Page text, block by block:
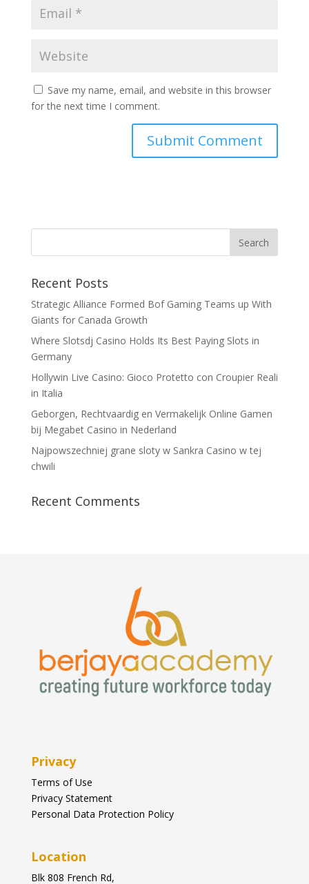
Save my name, email, and website in this browser
for the next time I comment.
Recent Posts
Strategic Alliance Formed Bof Gaming Teams up With
Giants for Canada Growth
Where Slotsdj Casino Holds Its Best Paying Slots in
Germany
Hollywin Live Casino: Gioco Protetto con Croupier Reali
in Italia
Geborgen, Rechtvaardig en Vermakelijk Online Gamen
bij Megabet Casino in Nederland
Najpowszechniej grane sloty w Sankra Casino w tej
chwili
Recent Comments
Privacy
Terms of Use
Privacy Statement
Personal Data Protection Policy
Location
Blk 808 French Rd,